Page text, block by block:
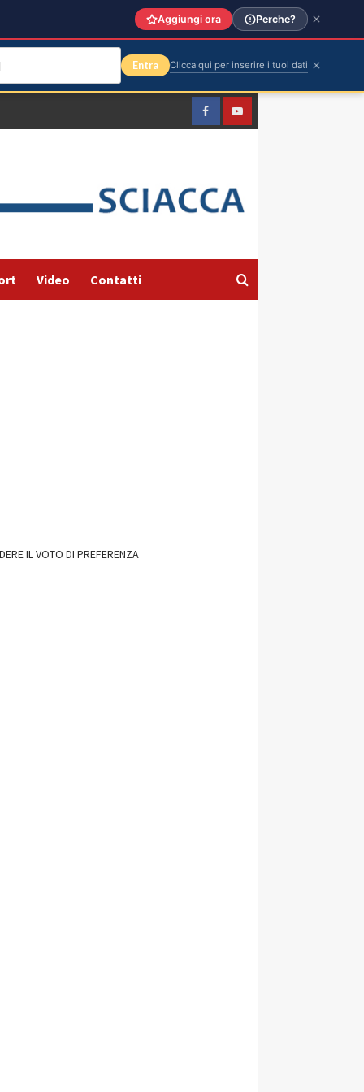
FacebookYountube
Video Contatti
IL VOTO DI PREFERENZA
Aggiungi ora Perche?
Entra Clicca qui per inserire i tuoi dati